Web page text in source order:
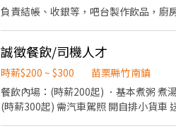
負責結帳、收銀等，吧台製作飲品，廚
誠徵餐飲/司機人才
時薪$200 ~ $300
苗栗縣竹南鎮
餐飲內場：(時薪200起) ．基本煮粥 煮
(時薪300起) 需汽車駕照 開自排小貨車